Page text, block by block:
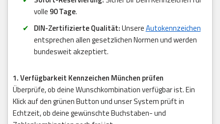
volle 90 Tage.
DIN-Zertifizierte Qualität:UnsereAutokennzeichen
entsprechen allen gesetzlichen Normen und werden
bundesweit akzeptiert.
1. Verfügbarkeit Kennzeichen München prüfen
Überprüfe, ob deine Wunschkombination verfügbar ist. Ein
Klick auf den grünen Button und unser System prüft in
Echtzeit, ob deine gewünschte Buchstaben- und